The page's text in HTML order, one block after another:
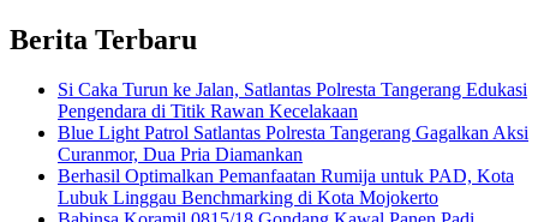
Berita Terbaru
Si Caka Turun ke Jalan, Satlantas Polresta Tangerang Edukasi
Pengendara di Titik Rawan Kecelakaan
Blue Light Patrol Satlantas Polresta Tangerang Gagalkan Aksi
Curanmor, Dua Pria Diamankan
Berhasil Optimalkan Pemanfaatan Rumija untuk PAD, Kota
Lubuk Linggau Benchmarking di Kota Mojokerto